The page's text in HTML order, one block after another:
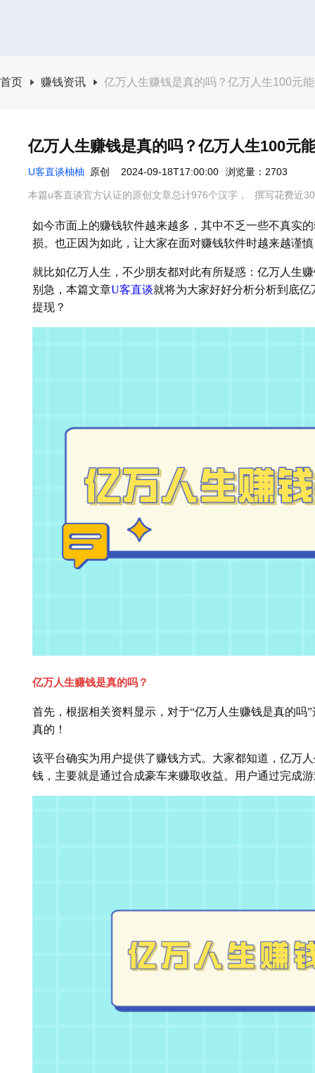
首页 赚钱资讯 亿万人生赚钱是真的吗？亿万人生100元
亿万人生赚钱是真的吗？亿万人生100元
U客直谈柚柚 原创 2024-09-18T17:00:00 浏览量：2703
本篇u客直谈官方认证的原创文章总计976个汉字， 撰写花费近
如今市面上的赚钱软件越来越多，其中不乏一些不真实
损。也正因为如此，让大家在面对赚钱软件时越来越谨
就比如亿万人生，不少朋友都对此有所疑惑：亿万人生
别急，本篇文章U客直谈就将为大家好好分析分析到底
提现？
亿万人生赚钱是真的吗？
首先，根据相关资料显示，对于“亿万人生赚钱是真的吗
真的！
该平台确实为用户提供了赚钱方式。大家都知道，亿万
钱，主要就是通过合成豪车来赚取收益。用户通过完成